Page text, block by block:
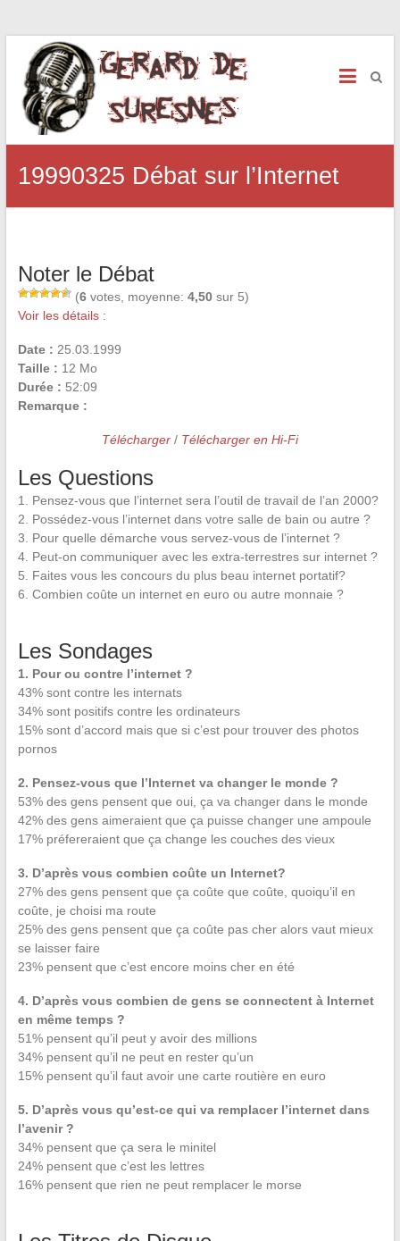
19990325 Débat sur l’Internet
Noter le Débat
(6votes, moyenne: 4,50sur 5)
Voir les détails :
Date : 25.03.1999
Taille : 12 Mo
Durée : 52:09
Remarque :
Télécharger/ Télécharger en Hi-Fi
Les Questions
1. Pensez-vous que l’internet sera l’outil de travail de l’an 2000?
2. Possédez-vous l’internet dans votre salle de bain ou autre ?
3. Pour quelle démarche vous servez-vous de l’internet ?
4. Peut-on communiquer avec les extra-terrestres sur internet ?
5. Faites vous les concours du plus beau internet portatif?
6. Combien coûte un internet en euro ou autre monnaie ?
Les Sondages
1. Pour ou contre l’internet ?
43% sont contre les internats
34% sont positifs contre les ordinateurs
15% sont d’accord mais que si c’est pour trouver des photos
pornos
2. Pensez-vous que l’Internet va changer le monde ?
53% des gens pensent que oui, ça va changer dans le monde
42% des gens aimeraient que ça puisse changer une ampoule
17% préfereraient que ça change les couches des vieux
3. D’après vous combien coûte un Internet?
27% des gens pensent que ça coûte que coûte, quoiqu’il en
coûte, je choisi ma route
25% des gens pensent que ça coûte pas cher alors vaut mieux
se laisser faire
23% pensent que c’est encore moins cher en été
4. D’après vous combien de gens se connectent à Internet
en même temps ?
51% pensent qu’il peut y avoir des millions
34% pensent qu’il ne peut en rester qu’un
15% pensent qu’il faut avoir une carte routière en euro
5. D’après vous qu’est-ce qui va remplacer l’internet dans
l’avenir ?
34% pensent que ça sera le minitel
24% pensent que c’est les lettres
16% pensent que rien ne peut remplacer le morse